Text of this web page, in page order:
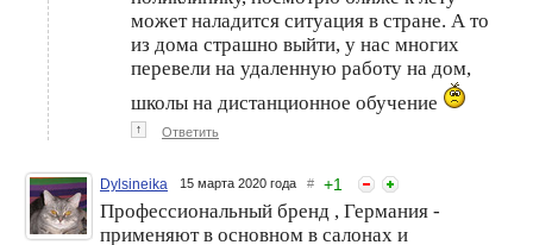
может наладится ситуация в стране. А то
из дома страшно выйти, у нас многих
перевели на удаленную работу на дом,
школы на дистанционное обучение
↑ Ответить
Dylsineika 15 марта 2020 года # +1
Профессиональный бренд , Германия -
применяют в основном в салонах и